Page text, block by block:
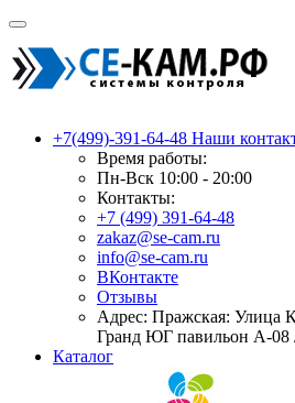
+7(499)-391-64-48 Наши
Время работы:
Пн-Вск 10:00 - 20:00
Контакты:
+7 (499) 391-64-48
zakaz@se-cam.ru
info@se-cam.ru
ВКонтакте
Отзывы
Адрес: Пражская: Улица
Гранд ЮГ павильон А-08
Каталог